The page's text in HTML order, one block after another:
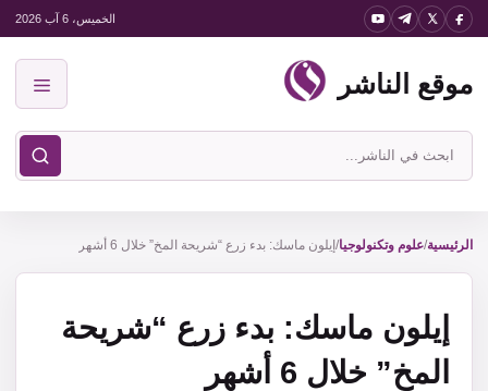
انتقل
المحتوى
الخميس، 6 آب 2026
موقع الناشر
ابحث
في
الناشر
الرئيسية/علوم وتكنولوجيا/ إيلون ماسك: بدء زرع “شريحة المخ” خلال 6 أشهر
إيلون ماسك: بدء زرع “شريحة
المخ” خلال 6 أشهر